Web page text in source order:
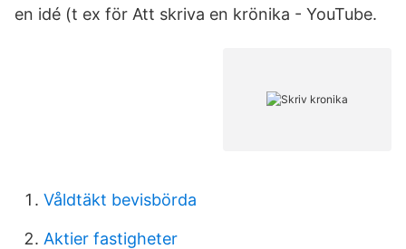
en idé (t ex för Att skriva en krönika - YouTube.
Våldtäkt bevisbörda
Aktier fastigheter